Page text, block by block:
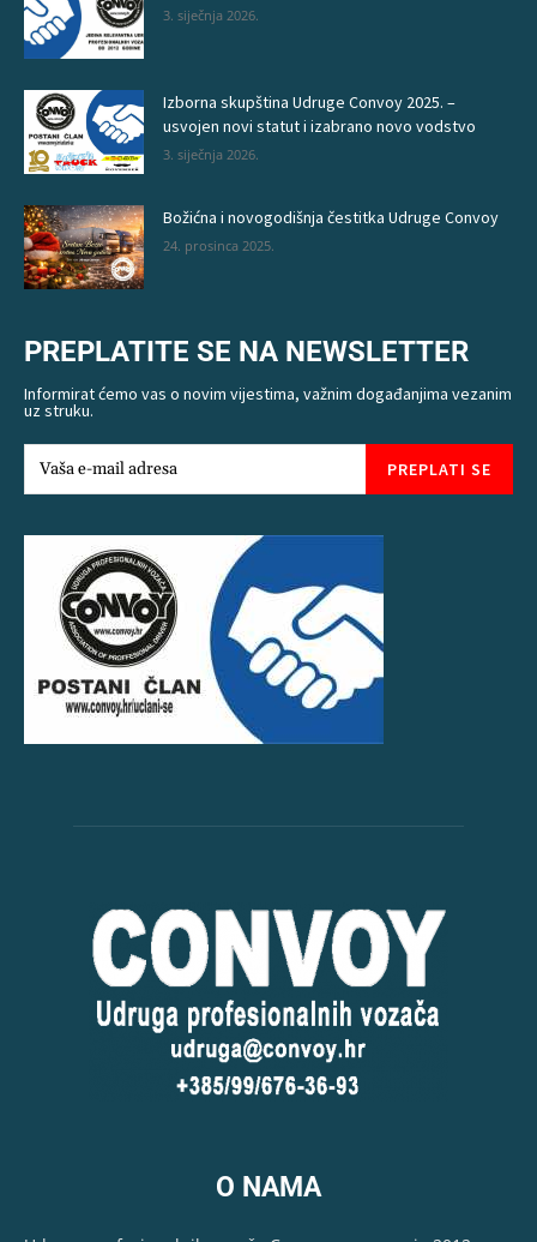
3. siječnja 2026.
Izborna skupština Udruge Convoy 2025. –
usvojen novi statut i izabrano novo vodstvo
3. siječnja 2026.
Božićna i novogodišnja čestitka Udruge Convoy
24. prosinca 2025.
PREPLATITE SE NA NEWSLETTER
Informirat ćemo vas o novim vijestima, važnim događanjima vezanim
uz struku.
PREPLATI SE
O NAMA